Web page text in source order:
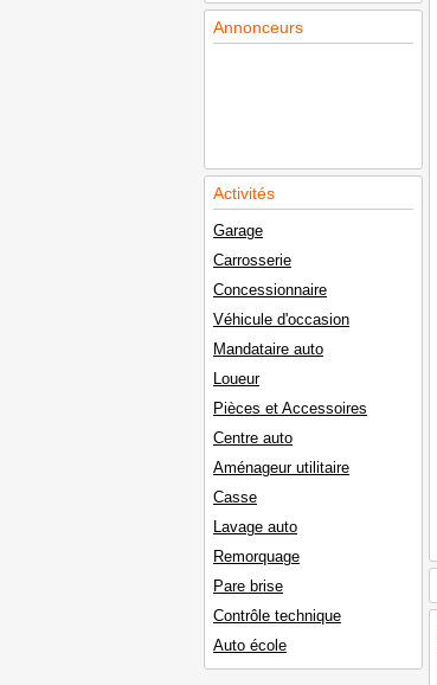
Annonceurs
Activités
Garage
Carrosserie
Concessionnaire
Véhicule d'occasion
Mandataire auto
Loueur
Pièces et Accessoires
Centre auto
Aménageur utilitaire
Casse
Lavage auto
Remorquage
Pare brise
Contrôle technique
Auto école